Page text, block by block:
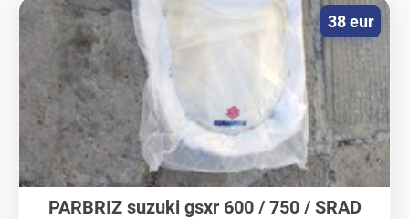
PARBRIZ suzuki gsxr 600 / 750 / SRAD
38 eur